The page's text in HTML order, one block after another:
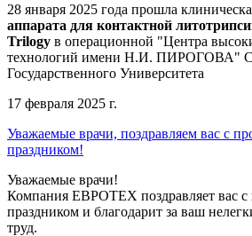
28 января 2025 года прошла
аппарата для контактной
Trilogy в операционной "Центра
технологий имени Н.И. ПИРОГОВА"
Государственного Университета
17 февраля 2025 г.
Уважаемые врачи, поздравляем вас с
праздником!
Уважаемые врачи!
Компания ЕВРОТЕХ поздравляет вас с
праздником и благодарит за ваш
труд.